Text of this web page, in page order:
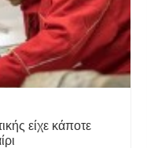
είχε κάποτε